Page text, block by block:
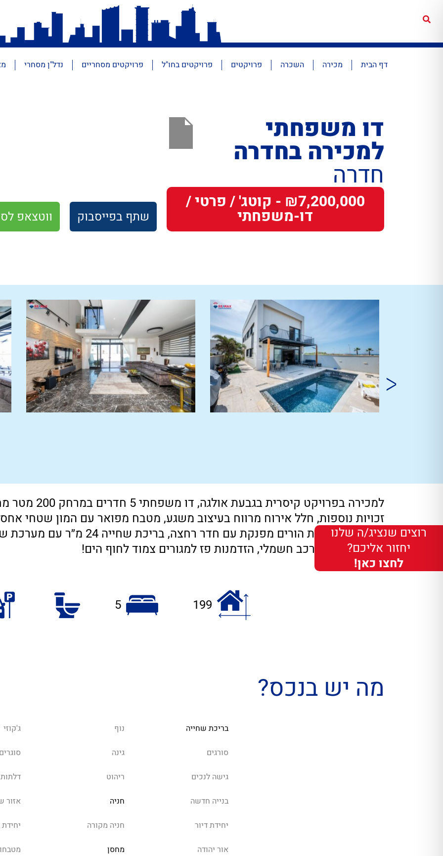
דף הבית מכירה השכרה פרויקטים פרויקטים בחו"ל פרויקטים מסחריים נדל"ן מסחרי
דו משפחתי
למכירה בחדרה
חדרה
₪7,200,000 - קוטג' / פרטי /
דו-משפחתי שתף בפייסבוק ווטצאפ
עמדת טעינה לרכב חשמלי, הזדמנות פז למגורים צמוד לחוף הים!
199
5
מה יש בנכס?
בריכת שחייה נוף ג'קוזי
סורגים גינה
גישה לנכים ריהוט
בנייה חדשה חניה אזור
יחידת דיור חניה מקורה
אור יהודה מחסן
רוצים שנציג/ה שלנו
יחזור אליכם?
לחצו כאן!